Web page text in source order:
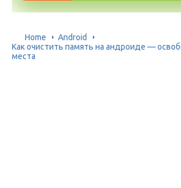
Home
Android
Как очистить память на андроиде —
места